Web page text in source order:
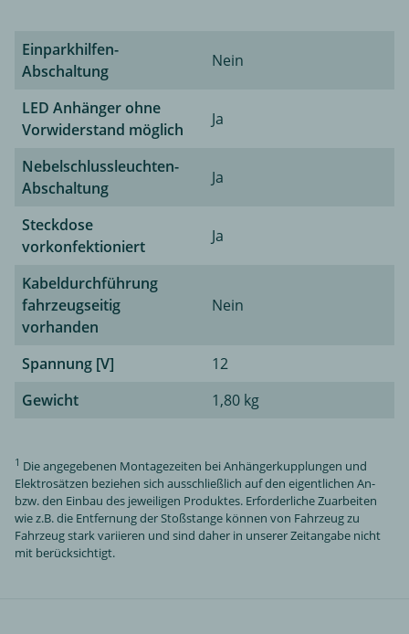
Einparkhilfen-
Abschaltung
Nein
LED Anhänger ohne
Vorwiderstand möglich
Ja
Nebelschlussleuchten-
Abschaltung
Ja
Steckdose
vorkonfektioniert
Ja
Kabeldurchführung
fahrzeugseitig
vorhanden
Nein
Spannung [V]
12
Gewicht
1,80 kg
1 Die angegebenen Montagezeiten bei Anhängerkupplungen und
Elektrosätzen beziehen sich ausschließlich auf den eigentlichen An-
bzw. den Einbau des jeweiligen Produktes. Erforderliche Zuarbeiten
wie z.B. die Entfernung der Stoßstange können von Fahrzeug zu
Fahrzeug stark variieren und sind daher in unserer Zeitangabe nicht
mit berücksichtigt.